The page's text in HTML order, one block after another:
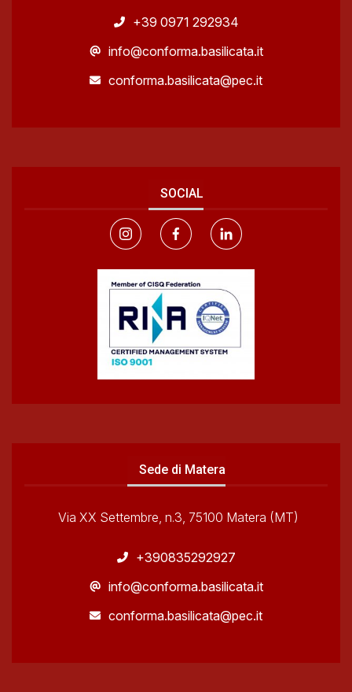
+39 0971 292934
info@conforma.basilicata.it
conforma.basilicata@pec.it
SOCIAL
Sede di Matera
Via XX Settembre, n.3, 75100 Matera (MT)
+390835292927
info@conforma.basilicata.it
conforma.basilicata@pec.it